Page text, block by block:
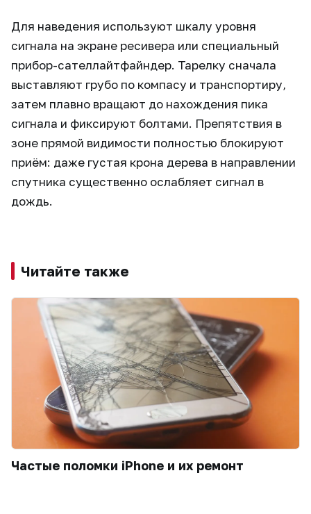
Для наведения используют шкалу уровня
сигнала на экране ресивера или специальный
прибор-сателлайтфайндер. Тарелку сначала
выставляют грубо по компасу и транспортиру,
затем плавно вращают до нахождения пика
сигнала и фиксируют болтами. Препятствия в
зоне прямой видимости полностью блокируют
приём: даже густая крона дерева в направлении
спутника существенно ослабляет сигнал в
дождь.
Читайте также
Частые поломки iPhone и их ремонт